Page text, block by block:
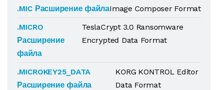
.MIC Расширение файлаImage Composer Format
.MICRO
Расширение
файла
TeslaCrypt 3.0 Ransomware
Encrypted Data Format
.MICROKEY25_DATA
Расширение файла
KORG KONTROL Editor
Data Format